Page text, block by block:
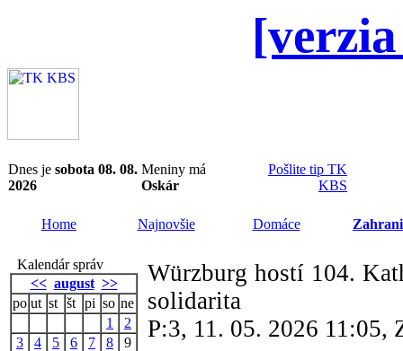
Dnes je sobota 08. 08.
2026
Meniny má
Oskár
Pošlite tip TK
KBS
Home Najnovšie Domáce
Kalendár správ
<< august >>
po ut st št pi so ne
1
2
3
4 5 6 7 8
9
Würzburg hostí 104.
solidarita
P:3, 11. 05. 2026 11:05,